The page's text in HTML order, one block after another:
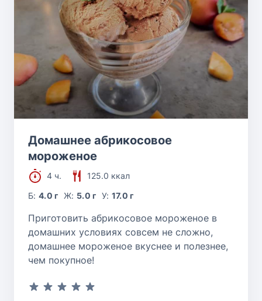
Домашнее абрикосовое
мороженое
4 ч.
125.0 ккал
Б:4.0 г Ж: 5.0 г У: 17.0 г
Приготовить абрикосовое мороженое в
домашних условиях совсем не сложно,
домашнее мороженое вкуснее и полезнее,
чем покупное!